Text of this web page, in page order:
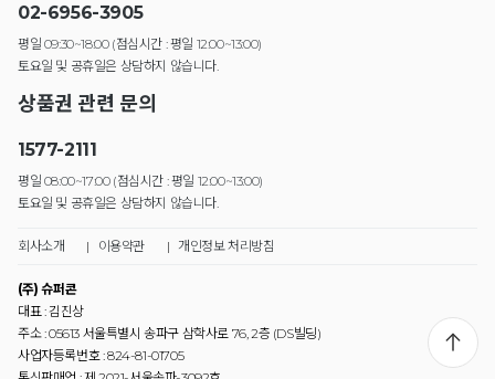
02-6956-3905
평일 09:30~18:00 (점심시간 : 평일 12:00~13:00)
토요일 및 공휴일은 상담하지 않습니다.
상품권 관련 문의
1577-2111
평일 08:00~17:00 (점심시간 : 평일 12:00~13:00)
토요일 및 공휴일은 상담하지 않습니다.
회사소개 | 이용약관 | 개인정보 처리방침
(주) 슈퍼콘
대표 : 김진상
주소 : 05613 서울특별시 송파구 삼학사로 76, 2층 (DS빌딩)
사업자등록번호 : 824-81-01705